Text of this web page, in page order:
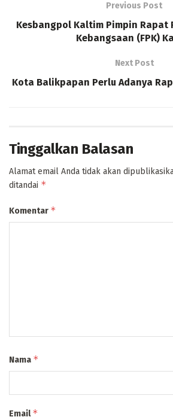
Previous Post
Kesbangpol Kaltim Pimpin Rapat
Kebangsaan (FPK)
Next Post
Kota Balikpapan Perlu Adanya
Tinggalkan Balasan
Alamat email Anda tidak akan
ditandai *
Komentar *
Nama *
Email*